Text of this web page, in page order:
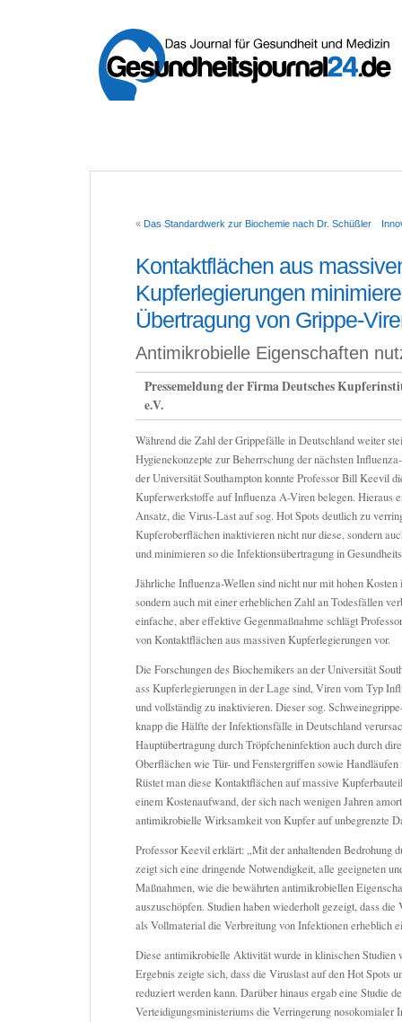
« Das Standardwerk zur Biochemie nach Dr. Schüßler
Kontaktflächen aus
Kupferlegierungen
Übertragung von Grippe-
Antimikrobielle Eigenschaften
Pressemeldung der Firma Deutsches
e.V.
Während die Zahl der Grippefälle in Deutschland weiter
Hygienekonzepte zur Beherrschung der nächsten
der Universität Southampton konnte Professor Bill Keevil
Kupferwerkstoffe auf Influenza A-Viren belegen. Hieraus
Ansatz, die Virus-Last auf sog. Hot Spots deutlich zu
Kupferoberflächen inaktivieren nicht nur diese, sondern
und minimieren so die Infektionsübertragung in
Jährliche Influenza-Wellen sind nicht nur mit hohen Kosten
sondern auch mit einer erheblichen Zahl an Todesfällen
einfache, aber effektive Gegenmaßnahme schlägt
von Kontaktflächen aus massiven Kupferlegierungen vor.
Die Forschungen des Biochemikers an der Universität
ass Kupferlegierungen in der Lage sind, Viren vom Typ
und vollständig zu inaktivieren. Dieser sog.
knapp die Hälfte der Infektionsfälle in Deutschland
Hauptübertragung durch Tröpfcheninfektion auch durch
Oberflächen wie Tür- und Fenstergriffen sowie
Rüstet man diese Kontaktflächen auf massive
einem Kostenaufwand, der sich nach wenigen Jahren
antimikrobielle Wirksamkeit von Kupfer auf unbegrenzte
Professor Keevil erklärt: „Mit der anhaltenden Bedrohung
zeigt sich eine dringende Notwendigkeit, alle geeigneten
Maßnahmen, wie die bewährten antimikrobiellen
auszuschöpfen. Studien haben wiederholt gezeigt, dass
als Vollmaterial die Verbreitung von Infektionen erheblich
Diese antimikrobielle Aktivität wurde in klinischen Studien
Ergebnis zeigte sich, dass die Viruslast auf den Hot Spots
reduziert werden kann. Darüber hinaus ergab eine Studie
Verteidigungsministeriums die Verringerung nosokomialer